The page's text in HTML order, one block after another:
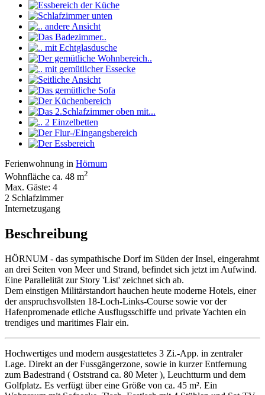
Ferienwohnung in Hörnum
Wohnfläche ca. 48 m2
Max. Gäste: 4
2 Schlafzimmer
Internetzugang
Beschreibung
HÖRNUM - das sympathische Dorf im Süden der Insel, eingerahmt
an drei Seiten von Meer und Strand, befindet sich jetzt im Aufwind.
Eine Parallelität zur Story 'List' zeichnet sich ab.
Dem einstigen Militärstandort hauchen heute moderne Hotels, einer
der anspruchsvollsten 18-Loch-Links-Course sowie vor der
Hafenpromenade etliche Ausflugsschiffe und private Yachten ein
trendiges und maritimes Flair ein.
Hochwertiges und modern ausgestattetes 3 Zi.-App. in zentraler
Lage. Direkt an der Fussgängerzone, sowie in kurzer Entfernung
zum Badestrand ( Oststrand ca. 80 Meter ), Leuchtturm und dem
Golfplatz. Es verfügt über eine Größe von ca. 45 m². Ein